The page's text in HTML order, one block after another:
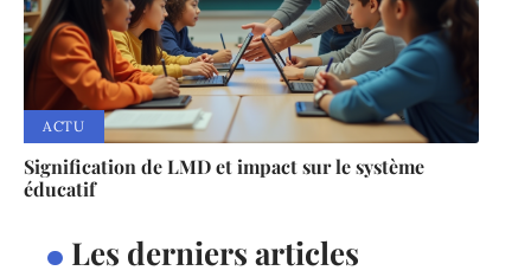
ACTU
Signification de LMD et impact sur le système
éducatif
Les derniers articles